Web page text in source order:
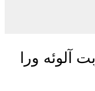
آلوئه ورا